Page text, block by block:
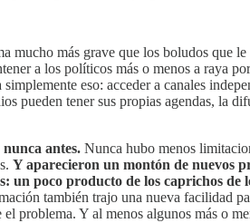
más grave que los boludos que
a los políticos más o menos a raya
eso: acceder a canales
pueden tener sus propias agendas, la
antes. Nunca hubo menos
Y aparecieron un montón de nuevos
un poco producto de los caprichos de
también trajo una nueva facilidad
problema. Y al menos algunos más o